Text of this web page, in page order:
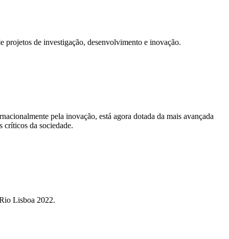
de investigação, desenvolvimento e inovação.
pela inovação, está agora dotada da mais avançada
críticos da sociedade.
Lisboa 2022.